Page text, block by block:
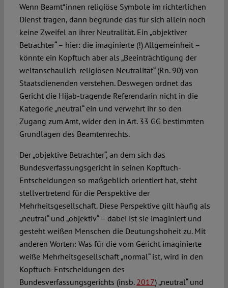
Wenn Beamt*innen religiöse Symbole im richterlichen
Dienst tragen, dann begründe das für sich allein noch
keine Zweifel an ihrer Neutralität. Ein „objektiver
Betrachter“ – hier: die imaginierte (!) Allgemeinheit –
könnte ein Kopftuch aber als „Beeinträchtigung der
weltanschaulich-religiösen Neutralität“ (Rn. 90) von
Staatsdienenden verstehen. Deswegen ordnet das
Gericht die Hijab-tragende Referendarin nicht in die
Kategorie „neutral“ ein und verwehrt ihr so den
Zugang zum Amt, wider den in Art. 33 GG bestimmten
Grundlagen des Beamtenrechts.
Der „objektive Betrachter“, an dem sich das
Bundesverfassungsgericht in seinen Kopftuch-
Entscheidungen so maßgeblich orientiert hat, steht
stellvertretend für die Perspektive der
Mehrheitsgesellschaft. Diese Perspektive gilt häufig als
„neutral“ und „objektiv“ – dabei ist sie imaginiert und
gesteht weißen Menschen die Deutungshoheit zu. Mit
anderen Worten: Was für die vom Gericht imaginierte
weiße Mehrheitsgesellschaft „normal“ ist, wird in den
Kopftuch-Entscheidungen des
Bundesverfassungsgerichts (insb. 2017) „neutral“ und